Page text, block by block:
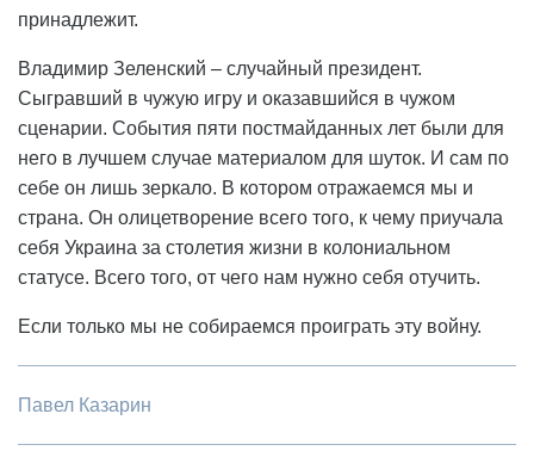
принадлежит.
Владимир Зеленский – случайный президент.
Сыгравший в чужую игру и оказавшийся в чужом
сценарии. События пяти постмайданных лет были для
него в лучшем случае материалом для шуток. И сам по
себе он лишь зеркало. В котором отражаемся мы и
страна. Он олицетворение всего того, к чему приучала
себя Украина за столетия жизни в колониальном
статусе. Всего того, от чего нам нужно себя отучить.
Если только мы не собираемся проиграть эту войну.
Павел Казарин